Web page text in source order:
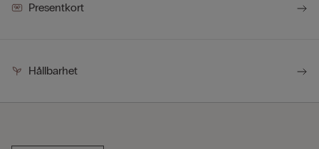
Presentkort
Hållbarhet